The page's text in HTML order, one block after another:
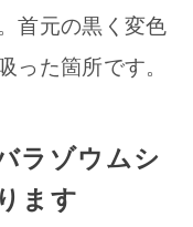
首元の黒く変色
った箇所です。
ラゾウムシ
ます